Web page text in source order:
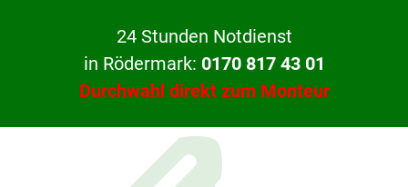
24 Stunden Notdienst
in Rödermark: 0170 817 43 01
Durchwahl direkt zum Monteur